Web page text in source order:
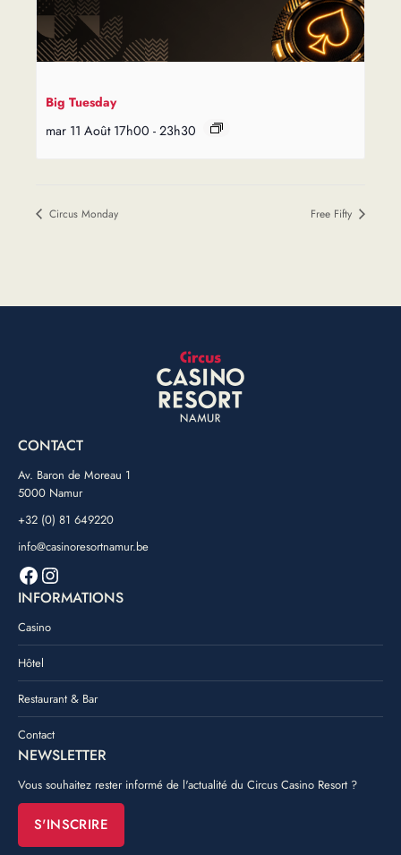
Big Tuesday
mar 11 Août 17h00 - 23h30
Circus Monday Free Fifty
CONTACT
Av. Baron de Moreau 1
5000 Namur
+32 (0) 81 649220
info@casinoresortnamur.be
Facebook
Instagram
INFORMATIONS
Casino
Hôtel
Restaurant & Bar
Contact
NEWSLETTER
Vous souhaitez rester informé de l'actualité du Circus Casino Resort ?
S'INSCRIRE